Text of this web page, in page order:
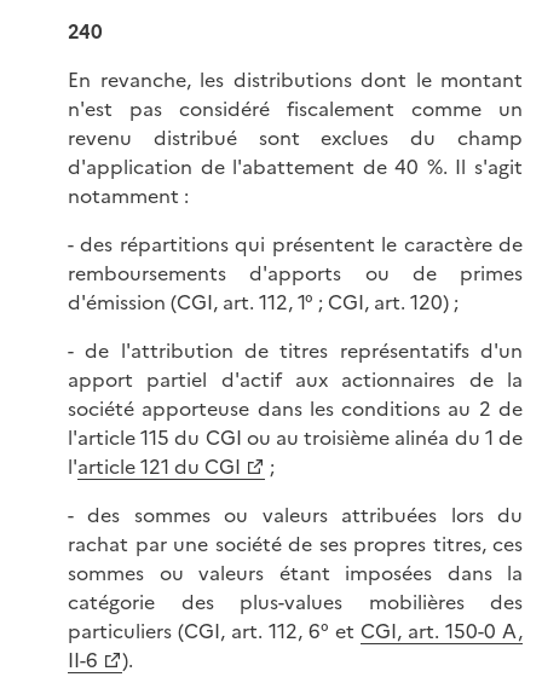
240
En revanche, les distributions dont le montant
n'est pas considéré fiscalement comme un
revenu distribué sont exclues du champ
d'application de l'abattement de 40 %. Il s'agit
notamment :
- des répartitions qui présentent le caractère de
remboursements d'apports ou de primes
d'émission (CGI, art. 112, 1° ; CGI, art. 120) ;
- de l'attribution de titres représentatifs d'un
apport partiel d'actif aux actionnaires de la
société apporteuse dans les conditions au 2 de
l'article 115 du CGI ou au troisième alinéa du 1 de
l'article 121 du CGI
;
- des sommes ou valeurs attribuées lors du
rachat par une société de ses propres titres, ces
sommes ou valeurs étant imposées dans la
catégorie des plus-values mobilières des
particuliers (CGI, art. 112, 6° et CGI, art. 150-0 A,
II-6
).